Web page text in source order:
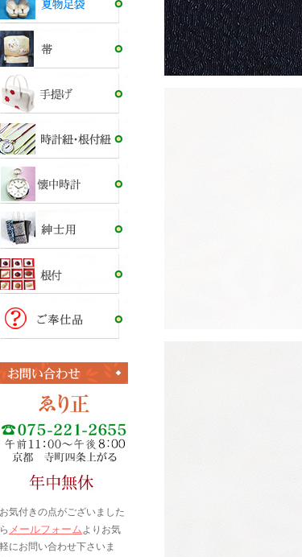
お気付きの点がございました
ら メールフォームよりお気
軽にお問い合わせ下さいま